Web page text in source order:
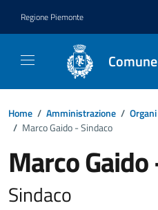
Regione Piemonte
Home / Amministrazione /
/ Marco Gaido - Sindaco
Marco
Sindaco